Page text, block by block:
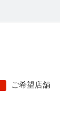
ご希望店舗